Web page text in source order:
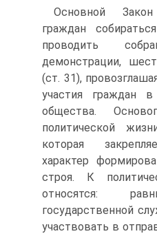
Основной
граждан
проводить
демонстрации,
(ст. 31),
участия граждан
общества.
политической
которая
характер
строя. К
относятся:
государственной
участвовать в